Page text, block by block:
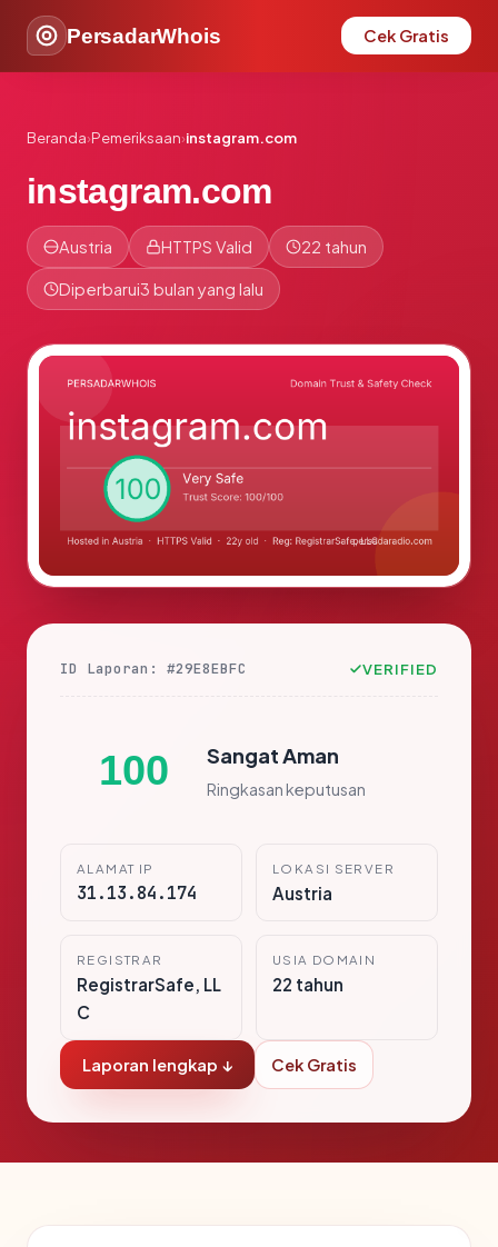
PersadarWhois Cek Gratis
Beranda›Pemeriksaan›instagram.com
instagram.com
Austria HTTPS Valid 22 tahun
Diperbarui3 bulan yang lalu
ID Laporan: #29E8EBFC VERIFIED
100 Sangat Aman
Ringkasan keputusan
ALAMAT IP
31.13.84.174
LOKASI SERVER
Austria
REGISTRAR
RegistrarSafe, LL
C
USIA DOMAIN
22 tahun
Laporan lengkap ↓ Cek Gratis